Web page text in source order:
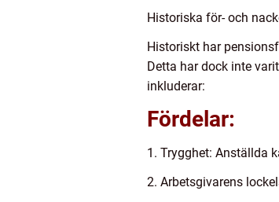
Historiska för- och
Historiskt har
Detta har dock inte
inkluderar:
Fördelar:
1. Trygghet: Anställda
2. Arbetsgivarens